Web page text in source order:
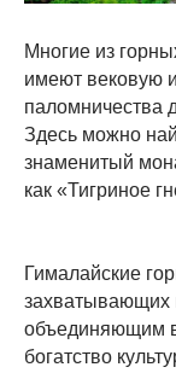
Многие из
имеют вековую
паломничества
Здесь можно
знаменитый
как «Тигриное
Гималайские
захватывающих
объединяющим
богатство